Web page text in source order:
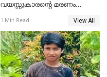
വയസ്സുകാരന്റെ മരണം
സുഹൃത്തും പൊലീസ്
കസ്റ്റഡിയിൽ
1 Min Read View All